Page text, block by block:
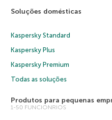
Soluções domésticas
Kaspersky Standard
Kaspersky Plus
Kaspersky Premium
Todas as soluções
Produtos para pequenas
1-50 FUNCIONRIOS